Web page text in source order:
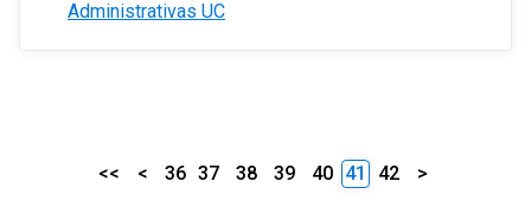
Administrativas UC
<< < 36 37 38 39 40 41 42 >